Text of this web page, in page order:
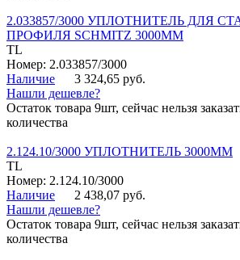
2.033857/3000 УПЛОТНИТЕЛЬ ДЛЯ
ПРОФИЛЯ SCHMITZ 3000ММ
TL
Номер: 2.033857/3000
Наличие
3 324,65 руб.
Нашли дешевле?
Остаток товара 9шт, сейчас нельзя
количества
2.124.10/3000 УПЛОТНИТЕЛЬ 3000ММ
TL
Номер: 2.124.10/3000
Наличие
2 438,07 руб.
Нашли дешевле?
Остаток товара 9шт, сейчас нельзя
количества